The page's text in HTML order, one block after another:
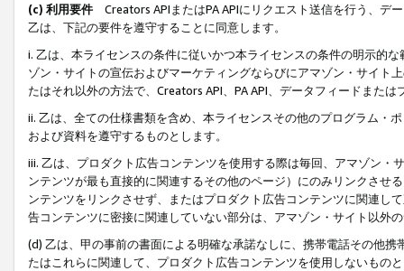
(c) 利用要件 Creators APIまたはPA APIにリクエスト送信を行う、デ
乙は、下記の要件を遵守することに同意します。
i. 乙は、本ライセンスの条件に従いかつ本ライセンスの条件の明示的
ゾン・サイトの宣伝およびマーケティングならびにアマゾン・サイト
たはそれ以外の方法で、Creators API、PA API、データフィードまた
ii. 乙は、全ての仕様書類を含め、本ライセンスその他のプログラム・
および資料を遵守するものとします。
iii. 乙は、プロダクト広告コンテンツを使用する際は毎回、アマゾン
ンテンツが最も直接的に関連するその他のページ）にのみリンクさせ
ンテンツをリンクさせず、またはプロダクト広告コンテンツに関連し
告コンテンツに密接に関連していない部分は、アマゾン・サイト以外
(d) 乙は、甲の事前の書面による明確な承諾なしに、携帯電話その他
たはこれらに関連して、プロダクト広告コンテンツを使用しないもの